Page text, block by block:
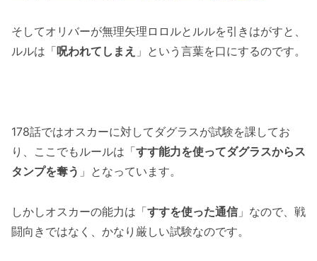
そしてオリバーが無理矢理ロロルとルルを引きはがすと、
ルルは「呪われてしまえ 」という言葉を口にするのです。
178話ではオスカーに対してダグラスが試験を課してお
り、ここでもルールは「すす能力を使ってダグラスからス
タンプを奪う 」となっています。
しかしオスカーの能力は「すすを使った通信 」なので、戦
闘向きではなく、かなり厳しい試験なのです。